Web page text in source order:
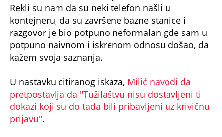
Rekli su nam da su neki telefon našli u
kontejneru, da su završene bazne stanice i
razgovor je bio potpuno neformalan gde sam u
potpuno naivnom i iskrenom odnosu došao, da
kažem svoja saznanja.
U nastavku citiranog iskaza, Milić navodi da
pretpostavlja da "Tužilaštvu nisu dostavljeni ti
dokazi koji su do tada bili pribavljeni uz krivičnu
prijavu".